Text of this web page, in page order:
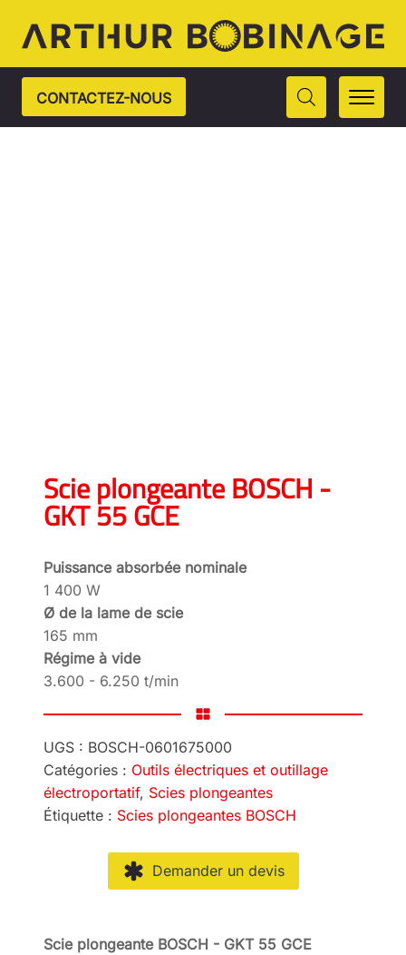
CONTACTEZ-NOUS
Scie plongeante BOSCH -
GKT 55 GCE
Puissance absorbée nominale
1 400 W
Ø de la lame de scie
165 mm
Régime à vide
3.600 - 6.250 t/min
UGS : BOSCH-0601675000
Catégories : Outils électriques et outillage
électroportatif, Scies plongeantes
Étiquette : Scies plongeantes BOSCH
Demander un devis
Scie plongeante BOSCH - GKT 55 GCE